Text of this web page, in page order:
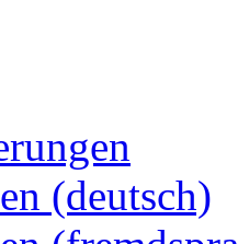
(deutsch)